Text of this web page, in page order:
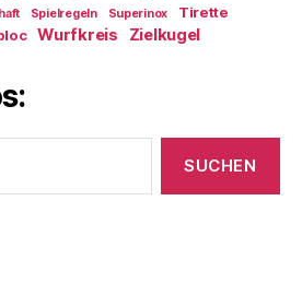
Spielregeln Superinox
Tirette
Wurfkreis Zielkugel